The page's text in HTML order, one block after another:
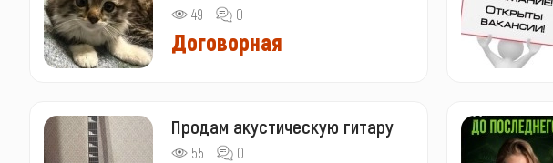
49 0
Договорная
Продам акустическую гитару
55 0